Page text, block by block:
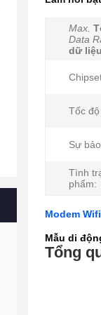
Max.
Data
dữ
Tốc
Sự
Tình
phẩm:
Modem
Mẫu di
Tổng